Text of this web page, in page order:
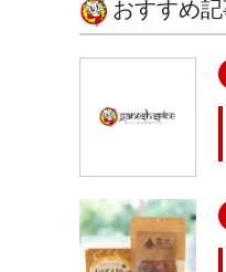
おすすめ